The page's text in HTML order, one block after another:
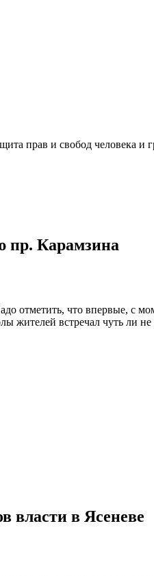
прав и свобод человека и
пр. Карамзина
отметить, что впервые, с
встречал чуть ли
власти в Ясеневе